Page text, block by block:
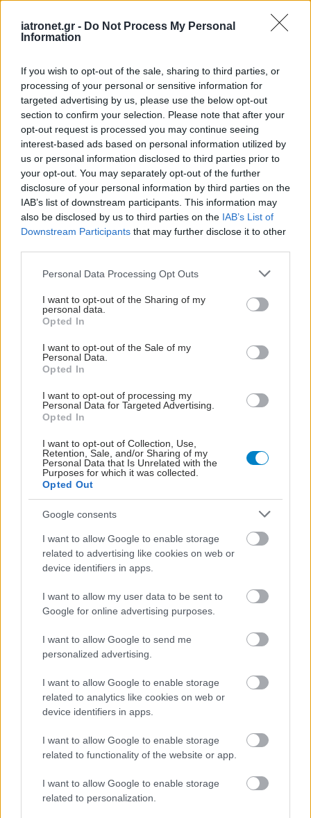
iatronet.gr - Do Not Process My Personal
Information
If you wish to opt-out of the sale, sharing to third parties, or
processing of your personal or sensitive information for
targeted advertising by us, please use the below opt-out
section to confirm your selection. Please note that after your
opt-out request is processed you may continue seeing
interest-based ads based on personal information utilized by
us or personal information disclosed to third parties prior to
your opt-out. You may separately opt-out of the further
disclosure of your personal information by third parties on the
IAB’s list of downstream participants. This information may
also be disclosed by us to third parties on the IAB’s List of
Downstream Participants that may further disclose it to other
Please note that this website/app uses one or more Google
not limited to your visit or usage behaviour. You may click to
grant or deny consent to Google and its third-party tags to
use your data for below specified purposes in below Google
consent section.
Personal Data Processing Opt Outs
I want to opt-out of the Sharing of my
personal data.
Opted In
I want to opt-out of the Sale of my
Personal Data.
Opted In
I want to opt-out of processing my
Personal Data for Targeted Advertising.
Opted In
I want to opt-out of Collection, Use,
Retention, Sale, and/or Sharing of my
Personal Data that Is Unrelated with the
Purposes for which it was collected.
Opted Out
Google consents
I want to allow Google to enable storage
related to advertising like cookies on web or
device identifiers in apps.
I want to allow my user data to be sent to
Google for online advertising purposes.
I want to allow Google to send me
personalized advertising.
I want to allow Google to enable storage
related to analytics like cookies on web or
device identifiers in apps.
I want to allow Google to enable storage
related to functionality of the website or app.
I want to allow Google to enable storage
related to personalization.
υπόσχονται τάχιστη αντιμετώπιση και επάνοδο
διακινδυνεύεται η πορεία των αθλητών.
Ο συνδυασμός τους ελαχιστοποιεί την πιθανότητα
επανεμφάνισης τραυματισμών και βελτιώνει τη
μακροπρόθεσμη απόδοση, διασφαλίζοντας ότι οι
αθλητές παραμένουν ανταγωνιστικοί και
ανθεκτικοί στις αθλητικές τους επιδιώξεις»,
καταλήγουν οι εξειδικευμένοι ορθοπαιδικοί στις
αθλητικές κακώσεις κ.κ. Πάντος, Σακελλαρίου και
Σταραντζής.
Προσθέστε το iatronet.gr στο Discover
Ειδήσεις υγείας σήμερα
Στρατιωτικών Ιατρών μετά από αίτημα του ΙΣΑ
ιατρικής κάνναβης μειώνει τους εφιάλτες
χρήση του νερού στη Σίβηρη
ΔΙΑΒΑΣΤΕ ΑΚΟΜΑ
Μάιο, λιγότεροι
τραυματίες